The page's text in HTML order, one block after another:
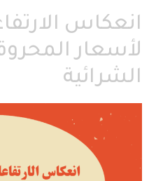
انعكاس
لأسعار
الشرائية